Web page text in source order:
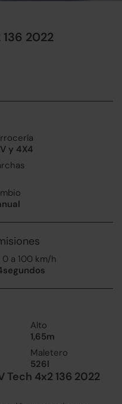
136 2022
y 4X4
0 a 100 km/h
Alto
1,65m
Maletero
526l
Tech 4x2 136 2022